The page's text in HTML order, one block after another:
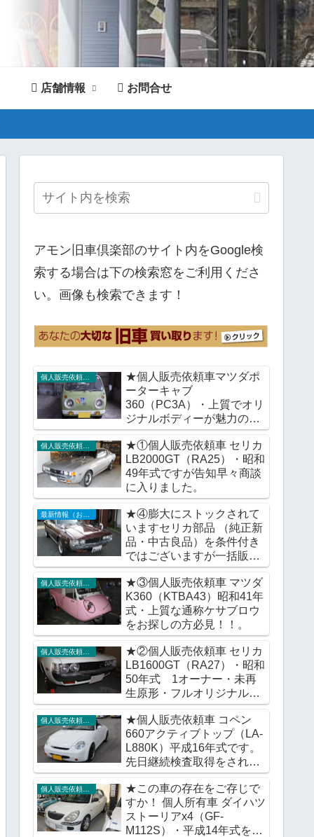
店舗情報 お問合せ
アモン旧車倶楽部のサイト内をGoogle検
索する場合は下の検索窓をご利用くださ
い。画像も検索できます！
★個人販売依頼車マツダポ
ーターキャブ
360（PC3A）・上質でオリ
ジナルボディーが魅力の通
称ガチャピンポーターをい
かがですか。
★①個人販売依頼車 セリカ
LB2000GT（RA25）・昭和
49年式ですが告知早々商談
に入りました。
★④膨大にストックされて
いますセリカ部品 （純正新
品・中古良品）を条件付き
ではございますが一括販売
で検討。
★③個人販売依頼車 マツダ
K360（KTBA43）昭和41年
式・上質な通称ケサブロウ
をお探しの方必見！！。
★②個人販売依頼車 セリカ
LB1600GT（RA27）・昭和
50年式 1オーナー・未再
生原形・フルオリジナル車
をいかがですか。
★個人販売依頼車 コペン
660アクティブトップ（LA-
L880K）平成16年式です。
先日継続検査取得をされま
したが販売価格に変更はご
ざいません。
★この車の存在をご存じで
すか！ 個人所有車 ダイハツ
ストーリアx4（GF-
M112S）・平成14年式をい